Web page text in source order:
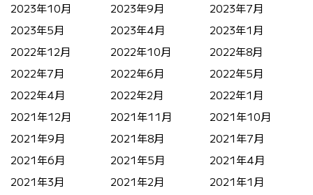
2023年10月
2023年9月
2023年7月
2023年5月
2023年4月
2023年1月
2022年12月
2022年10月
2022年8月
2022年7月
2022年6月
2022年5月
2022年4月
2022年2月
2022年1月
2021年12月
2021年11月
2021年10月
2021年9月
2021年8月
2021年7月
2021年6月
2021年5月
2021年4月
2021年3月
2021年2月
2021年1月